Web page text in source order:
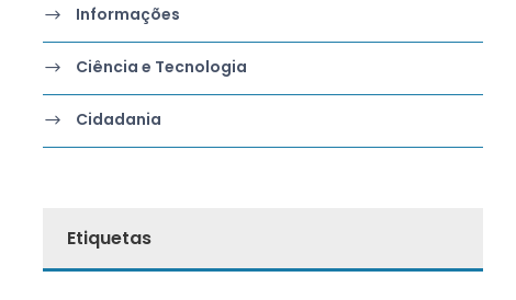
Informações
Ciência e Tecnologia
Cidadania
Etiquetas